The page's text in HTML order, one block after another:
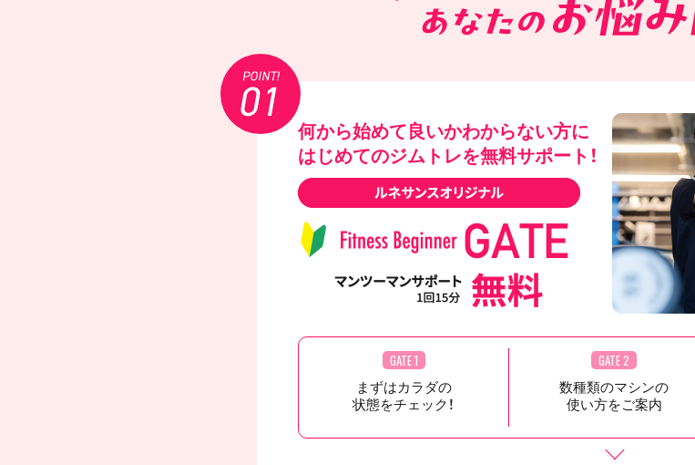
何から始めて良いかわからない方に
はじめてのジムトレを無料サポート！
GATE 1
まずはカラダの
状態をチェック！
GATE 2
数種類のマシンの
使い方をご案内